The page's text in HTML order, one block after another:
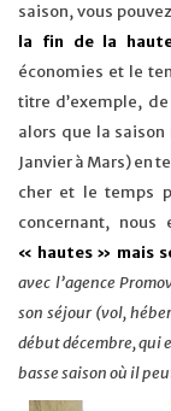
saison, vous
la fin de la
économies et le
titre d’exemple,
alors que la saison
Janvier à Mars) en
cher et le temps
concernant, nous
« hautes » mais
avec l’agence
son séjour (vol,
début décembre, qui
basse saison où il